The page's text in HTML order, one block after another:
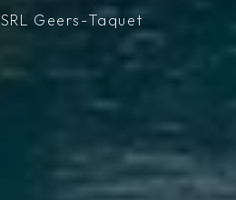
SRL Geers-Taquet